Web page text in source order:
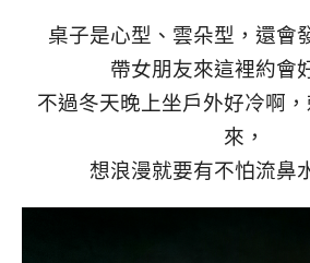
桌子是心型、雲朵型，還會
帶女朋友來這裡約會
不過冬天晚上坐戶外好冷啊
來，
想浪漫就要有不怕流鼻